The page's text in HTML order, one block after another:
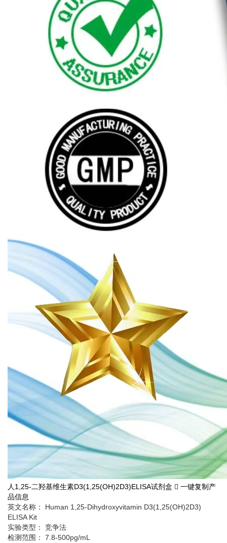
人1,25-二羟基维生素D3(1,25(OH)2D3)ELISA试剂盒
一键复制产
品信息
英文名称： Human 1,25-Dihydroxyvitamin D3(1,25(OH)2D3)
ELISA Kit
实验类型： 竞争法
检测范围： 7.8-500pg/mL